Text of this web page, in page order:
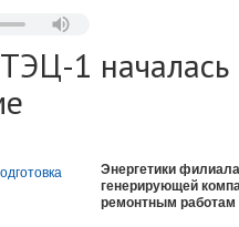
1 началась
Энергетики
генерирующей
ремонтным работам